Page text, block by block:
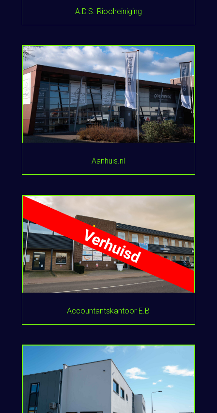
A.D.S. Rioolreiniging
Aanhuis.nl
Accountantskantoor E.B